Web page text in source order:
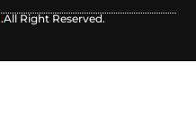
.All Right Reserved.